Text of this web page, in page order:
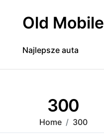
Old Mobile
Najlepsze auta
300
Home 300